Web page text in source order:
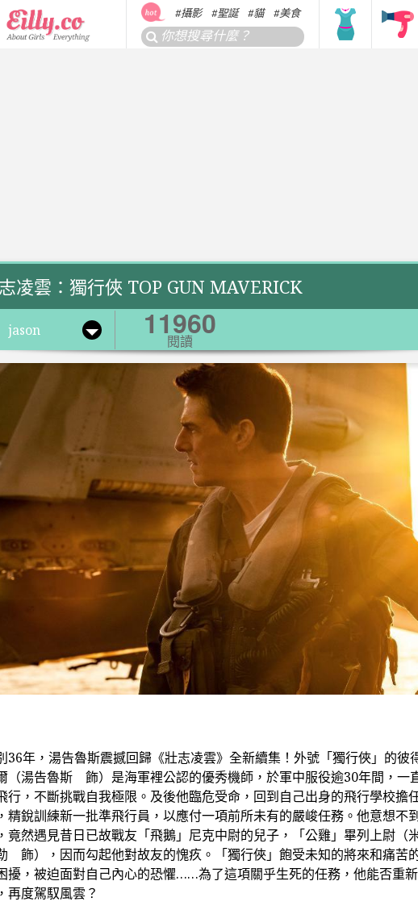
攝影 聖誕 貓 美食 搞笑 香港 韓國
搜
凌雲：獨行俠 TOP GUN MAVERICK
jason 11960
閱讀
36年，湯告魯斯震撼回歸《壯志凌雲》全新續集！外號「獨行俠」的彼
（湯告魯斯 飾）是海軍裡公認的優秀機師，於軍中服役逾30年間，一
行，不斷挑戰自我極限。及後他臨危受命，回到自己出身的飛行學校擔
精銳訓練新一批準飛行員，以應付一項前所未有的嚴峻任務。他意想不
竟然遇見昔日已故戰友「飛鵝」尼克中尉的兒子，「公雞」畢列上尉（
飾），因而勾起他對故友的愧疚。「獨行俠」飽受未知的將來和痛苦
擾，被迫面對自己內心的恐懼……為了這項關乎生死的任務，他能否重
再度駕馭風雲？